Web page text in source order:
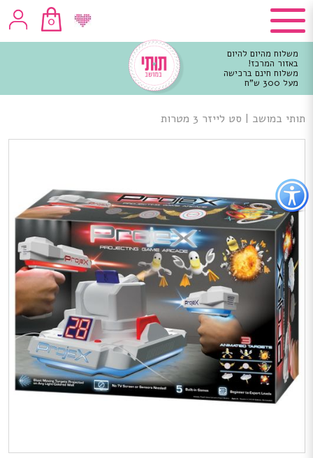
כפתור
לפתיחת
תפריט
נגישות
0
משלוח מהיום להיום
באזור המרכז!
משלוח חינם ברכישה
מעל 300 ש"ח
מרכזי
תותי במושב | סט לייזר 3 מטרות